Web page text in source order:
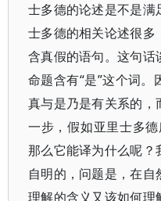
士多德的论述是不是满
士多德的相关论述很多
含真假的语句。这句话
命题含有“是”这个词
真与是乃是有关系的，
一步，假如亚里士多德
那么它能译为什么呢？
自明的，问题是，在
理解的含义又该如何